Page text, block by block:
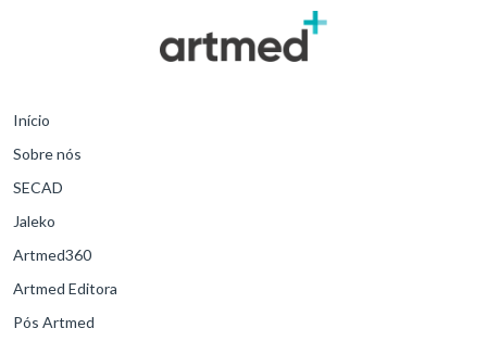
Início
Sobre nós
SECAD
Jaleko
Artmed360
Artmed Editora
Pós Artmed